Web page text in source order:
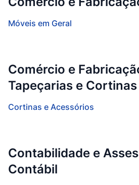
Móveis em Geral
Comércio e
Tapeçarias e Cortinas
Cortinas e Acessórios
Contabilidade e
Contábil